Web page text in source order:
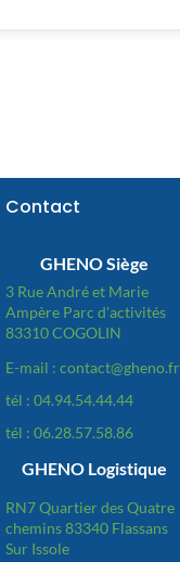
Contact
GHENO Siège
3 Rue André et Marie
Ampère Parc d'activités
83310 COGOLIN
E-mail : contact@gheno.fr
tél : 04.94.54.44.44
tél : 06.28.57.58.86
GHENO Logistique
RN7 Quartier des Quatre
chemins 83340 Flassans
Sur Issole